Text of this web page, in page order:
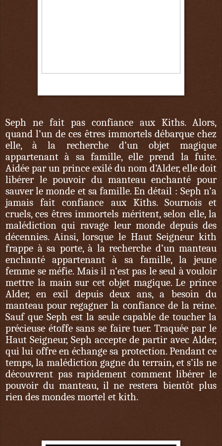
Seph ne fait pas confiance aux Kiths. Alors,
quand l’un de ces êtres immortels débarque chez
elle, à la recherche d’un objet magique
appartenant à sa famille, elle prend la fuite.
Aidée par un prince exilé du nom d’Alder, elle doit
libérer le pouvoir du manteau enchanté pour
sauver le monde et sa famille. En détail : Seph n’a
jamais fait confiance aux Kiths. Sournois et
cruels, ces êtres immortels méritent, selon elle, la
malédiction qui ravage leur monde depuis des
décennies. Ainsi, lorsque le Haut Seigneur kith
frappe à sa porte, à la recherche d’un manteau
enchanté appartenant à sa famille, la jeune
femme se méfie. Mais il n’est pas le seul à vouloir
mettre la main sur cet objet magique. Le prince
Alder, en exil depuis deux ans, a besoin du
manteau pour regagner la confiance de la reine.
Sauf que Seph est la seule capable de toucher la
précieuse étoffe sans se faire tuer. Traquée par le
Haut Seigneur, Seph accepte de partir avec Alder,
qui lui offre en échange sa protection. Pendant ce
temps, la malédiction gagne du terrain, et s’ils ne
découvrent pas rapidement comment libérer le
pouvoir du manteau, il ne restera bientôt plus
rien des mondes mortel et kith.